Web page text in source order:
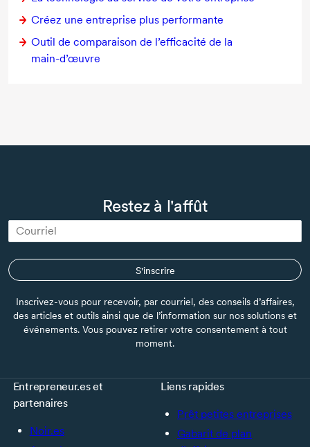
Créez une entreprise plus performante
Outil de comparaison de l’efficacité de la
main-d’œuvre
Restez à l'affût
S'inscrire
Inscrivez-vous pour recevoir, par courriel, des conseils d’affaires,
des articles et outils ainsi que de l’information sur nos solutions et
événements. Vous pouvez retirer votre consentement à tout
moment.
Entrepreneur.es et
partenaires
Noir.es
Liens rapides
Prêt petites entreprises
Gabarit de plan